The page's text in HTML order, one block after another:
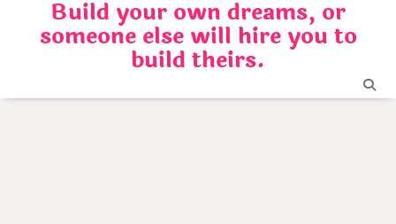
Build your own dreams, or
someone else will hire you to
build theirs.